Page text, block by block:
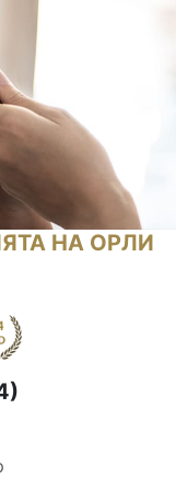
НА ОРЛИ